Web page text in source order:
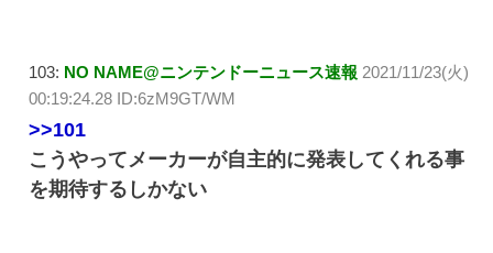
103: NO NAME@ニンテンドーニュース速報 2021/11/23(火)
00:19:24.28 ID:6zM9GT/WM
>>101
こうやってメーカーが自主的に発表してくれる事
を期待するしかない